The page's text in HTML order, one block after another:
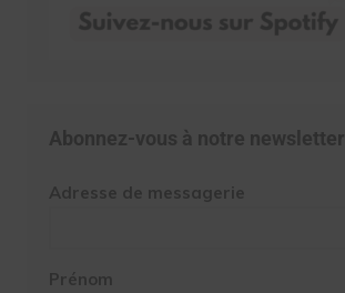
Abonnez-vous à notre newsletter
Adresse de messagerie
Prénom